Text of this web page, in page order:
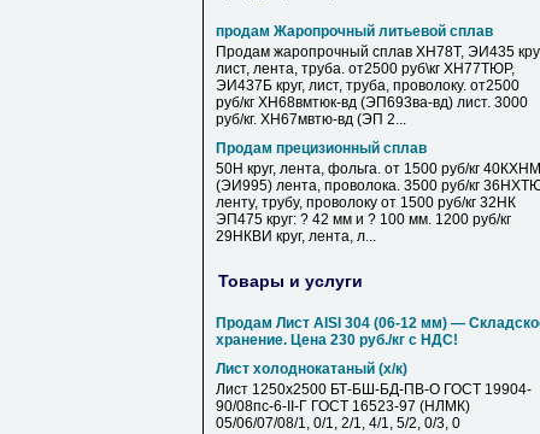
продам Жаропрочный литьевой сплав
Продам жаропрочный сплав ХН78Т, ЭИ435
лист, лента, труба. от2500 руб\кг ХН77ТЮР,
ЭИ437Б круг, лист, труба, проволоку. от2500
руб/кг ХН68вмтюк-вд (ЭП693ва-вд) лист. 3000
руб/кг. ХН67мвтю-вд (ЭП 2...
Продам прецизионный сплав
50Н круг, лента, фольга. от 1500 руб/кг 40КХНМ
(ЭИ995) лента, проволока. 3500 руб/кг
ленту, трубу, проволоку от 1500 руб/кг 32НК
ЭП475 круг: ? 42 мм и ? 100 мм. 1200 руб/кг
29НКВИ круг, лента, л...
Товары и услуги
Продам Лист AISI 304 (06-12 мм) —
хранение. Цена 230 руб./кг с НДС!
Лист холоднокатаный (х/к)
Лист 1250х2500 БТ-БШ-БД-ПВ-О ГОСТ 19904-
90/08пс-6-II-Г ГОСТ 16523-97 (НЛМК)
05/06/07/08/1, 0/1, 2/1, 4/1, 5/2, 0/3, 0